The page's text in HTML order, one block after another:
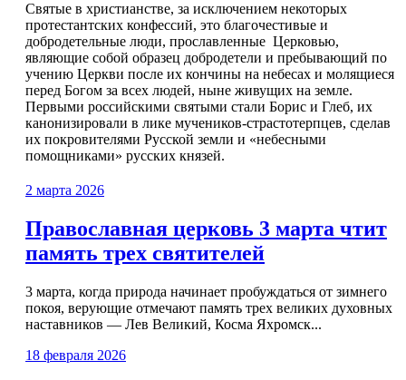
Святые в христианстве, за исключением некоторых
протестантских конфессий, это благочестивые и
добродетельные люди, прославленные Церковью,
являющие собой образец добродетели и пребывающий по
учению Церкви после их кончины на небесах и молящиеся
перед Богом за всех людей, ныне живущих на земле.
Первыми российскими святыми стали Борис и Глеб, их
канонизировали в лике мучеников-страстотерпцев, сделав
их покровителями Русской земли и «небесными
помощниками» русских князей.
2 марта 2026
Православная церковь 3 марта чтит
память трех святителей
3 марта, когда природа начинает пробуждаться от зимнего
покоя, верующие отмечают память трех великих духовных
наставников — Лев Великий, Косма Яхромск...
18 февраля 2026